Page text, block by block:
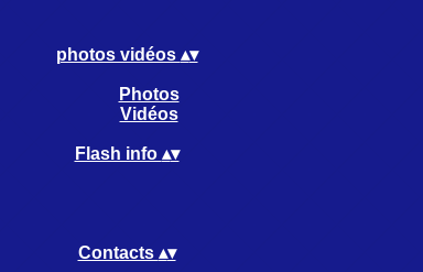
photos vidéos ▴▾
Photos
Vidéos
Flash info ▴▾
Contacts ▴▾